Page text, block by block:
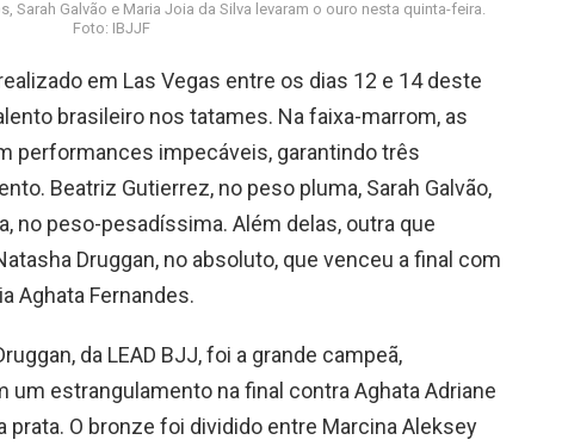
Sarah Galvão e Maria Joia da Silva levaram o ouro nesta quinta-feira.
Foto: IBJJF
em Las Vegas entre os dias 12 e 14 deste
brasileiro nos tatames. Na faixa-marrom, as
performances impecáveis, garantindo três
Beatriz Gutierrez, no peso pluma, Sarah Galvão,
no peso-pesadíssima. Além delas, outra que
Druggan, no absoluto, que venceu a final com
Aghata Fernandes.
da LEAD BJJ, foi a grande campeã,
um estrangulamento na final contra Aghata Adriane
prata. O bronze foi dividido entre Marcina Aleksey